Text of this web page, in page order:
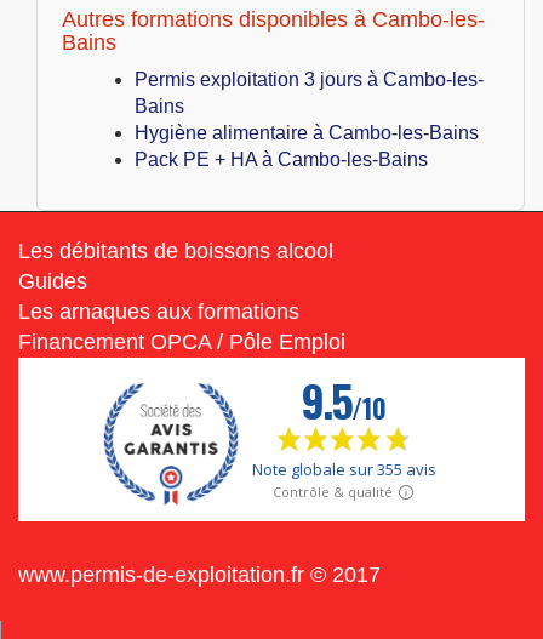
Autres formations disponibles à Cambo-les-
Bains
Permis exploitation 3 jours à Cambo-les-
Bains
Hygiène alimentaire à Cambo-les-Bains
Pack PE + HA à Cambo-les-Bains
Les débitants de boissons alcool
Guides
Les arnaques aux formations
Financement OPCA / Pôle Emploi
www.permis-de-exploitation.fr © 2017